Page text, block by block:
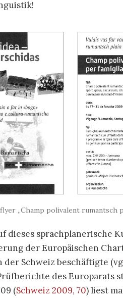
„Champ polivalent rumantsch
dieses sprachplanerische
der Europäischen
Schweiz beschäftigte
des Europarats
(Schweiz 2009, 70)liest